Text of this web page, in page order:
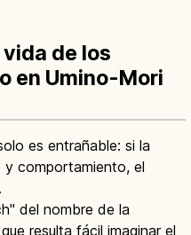
de los
en Umino-Mori
es entrañable: si la
comportamiento, el
del nombre de la
resulta fácil imaginar el